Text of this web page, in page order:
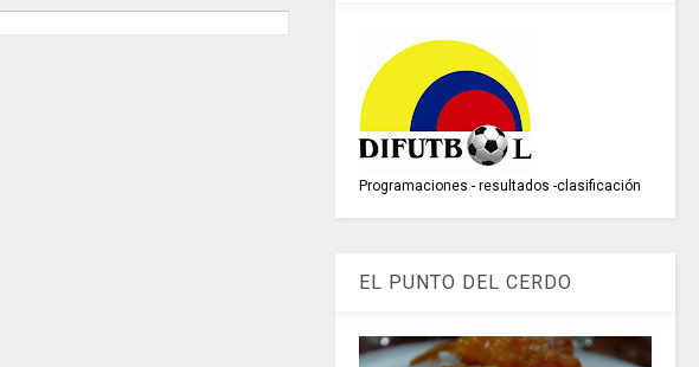
Programaciones - resultados -clasificación
EL PUNTO DEL CERDO